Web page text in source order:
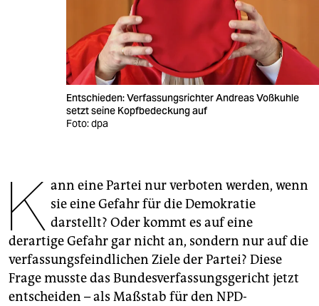
veranstaltungen
abo
genossenschaft
epaper login
Entschieden: Verfassungsrichter Andreas Voßkuhle
setzt seine Kopfbedeckung auf
Foto: dpa
K ann eine Partei nur verboten werden, wenn
sie eine Gefahr für die Demokratie
darstellt? Oder kommt es auf eine
derartige Gefahr gar nicht an, sondern nur auf die
verfassungsfeindlichen Ziele der Partei? Diese
Frage musste das Bundesverfassungsgericht jetzt
entscheiden – als Maßstab für den NPD-